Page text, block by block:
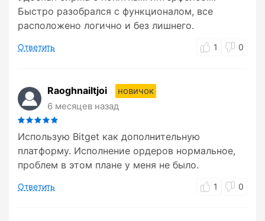
Быстро разобрался с функционалом, все
расположено логично и без лишнего.
Ответить 1 0
Raoghnailtjoi
новичок
6 месяцев назад
Использую Bitget как дополнительную
платформу. Исполнение ордеров нормальное,
проблем в этом плане у меня не было.
Ответить 1 0